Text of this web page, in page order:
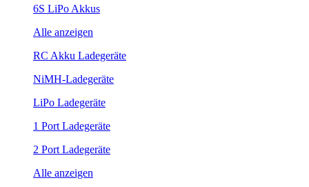
6S LiPo Akkus
Alle anzeigen
RC Akku Ladegeräte
NiMH-Ladegeräte
LiPo Ladegeräte
1 Port Ladegeräte
2 Port Ladegeräte
Alle anzeigen